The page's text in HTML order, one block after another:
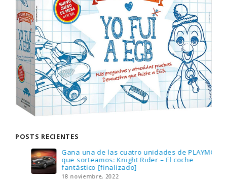
POSTS RECIENTES
Gana una de las cuatro unidades de PLAYMOBIL
que sorteamos: Knight Rider – El coche
fantástico [finalizado]
18 noviembre, 2022